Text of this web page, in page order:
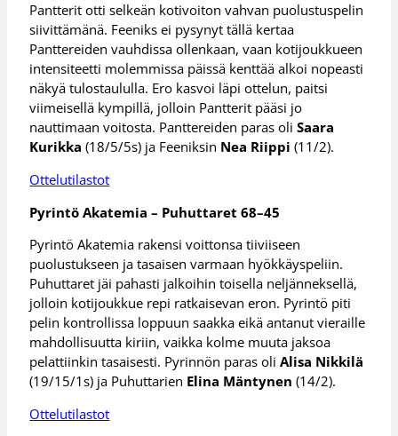
Pantterit otti selkeän kotivoiton vahvan puolustuspelin
siivittämänä. Feeniks ei pysynyt tällä kertaa
Panttereiden vauhdissa ollenkaan, vaan kotijoukkueen
intensiteetti molemmissa päissä kenttää alkoi nopeasti
näkyä tulostaululla. Ero kasvoi läpi ottelun, paitsi
viimeisellä kympillä, jolloin Pantterit pääsi jo
nauttimaan voitosta. Panttereiden paras oliSaara
Kurikka (18/5/5s) ja Feeniksin Nea Riippi (11/2).
Ottelutilastot
Pyrintö Akatemia – Puhuttaret 68–45
Pyrintö Akatemia rakensi voittonsa tiiviiseen
puolustukseen ja tasaisen varmaan hyökkäyspeliin.
Puhuttaret jäi pahasti jalkoihin toisella neljänneksellä,
jolloin kotijoukkue repi ratkaisevan eron. Pyrintö piti
pelin kontrollissa loppuun saakka eikä antanut vieraille
mahdollisuutta kiriin, vaikka kolme muuta jaksoa
pelattiinkin tasaisesti. Pyrinnön paras oliAlisa Nikkilä
(19/15/1s) ja Puhuttarien Elina Mäntynen (14/2).
Ottelutilastot